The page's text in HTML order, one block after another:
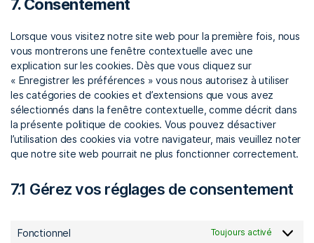
7. Consentement
Lorsque vous visitez notre site web pour la première fois, nous
vous montrerons une fenêtre contextuelle avec une
explication sur les cookies. Dès que vous cliquez sur
« Enregistrer les préférences » vous nous autorisez à utiliser
les catégories de cookies et d’extensions que vous avez
sélectionnés dans la fenêtre contextuelle, comme décrit dans
la présente politique de cookies. Vous pouvez désactiver
l’utilisation des cookies via votre navigateur, mais veuillez noter
que notre site web pourrait ne plus fonctionner correctement.
7.1 Gérez vos réglages de consentement
Fonctionnel Toujours activé